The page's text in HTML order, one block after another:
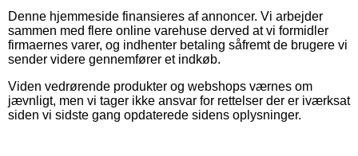
Denne hjemmeside finansieres af annoncer. Vi arbejder
sammen med flere online varehuse derved at vi formidler
firmaernes varer, og indhenter betaling såfremt de brugere vi
sender videre gennemfører et indkøb.
Viden vedrørende produkter og webshops værnes om
jævnligt, men vi tager ikke ansvar for rettelser der er iværksat
siden vi sidste gang opdaterede sidens oplysninger.